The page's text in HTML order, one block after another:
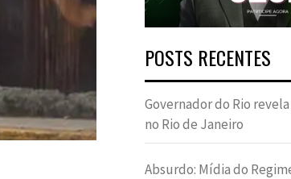
POSTS RECENTES
Governador do Rio
no Rio de Janeiro
Absurdo: Mídia do